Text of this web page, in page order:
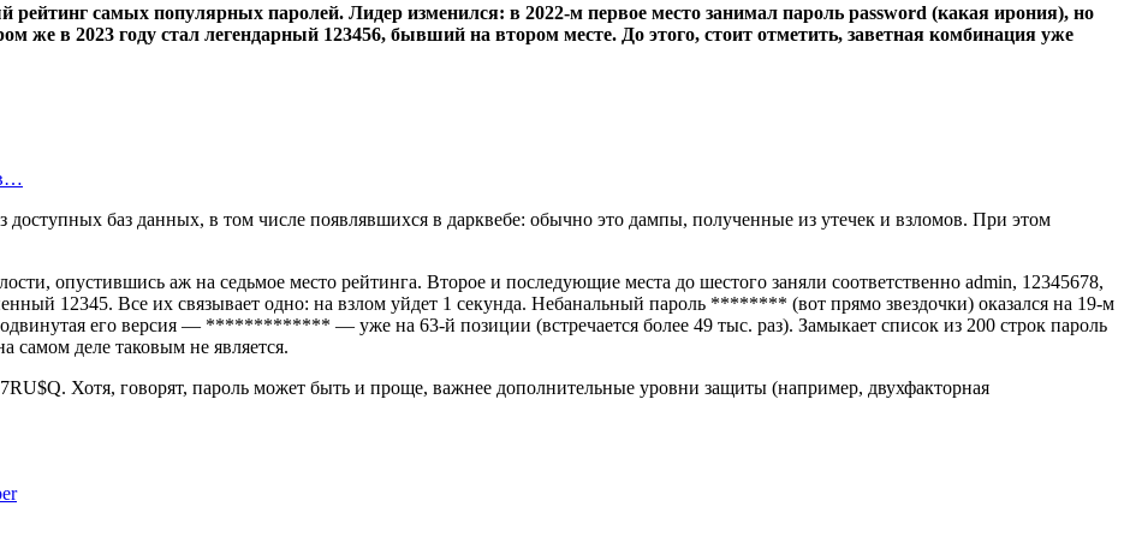
рейтинг самых популярных паролей. Лидер изменился: в 2022-м первое место занимал пароль password (какая ирония), но
же в 2023 году стал легендарный 123456, бывший на втором месте. До этого, стоит отметить, заветная комбинация уже
доступных баз данных, в том числе появлявшихся в дарквебе: обычно это дампы, полученные из утечек и взломов. При этом
опустившись аж на седьмое место рейтинга. Второе и последующие места до шестого заняли соответственно admin, 12345678,
12345. Все их связывает одно: на взлом уйдет 1 секунда. Небанальный пароль ******** (вот прямо звездочки) оказался на 19-м
его версия — ************* — уже на 63-й позиции (встречается более 49 тыс. раз). Замыкает список из 200 строк пароль
деле таковым не является.
Хотя, говорят, пароль может быть и проще, важнее дополнительные уровни защиты (например, двухфакторная